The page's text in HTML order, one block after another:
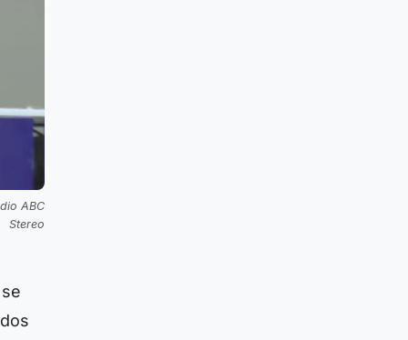
ABC
Stereo